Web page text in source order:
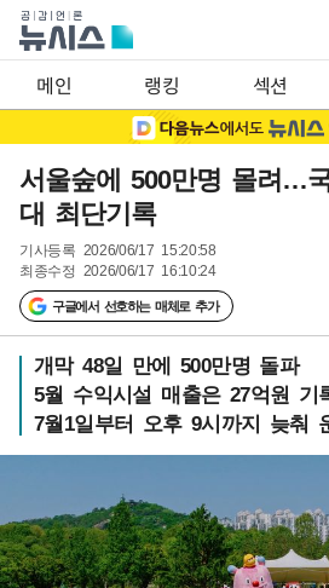
메인 랭킹 섹션
서울숲에 500만명 몰려…
대 최단기록
기사등록 2026/06/17 15:20:58
최종수정 2026/06/17 16:10:24
구글에서 선호하는 매체로 추가
개막 48일 만에 500만명 돌파
5월 수익시설 매출은 27억원 기
7월1일부터 오후 9시까지 늦춰